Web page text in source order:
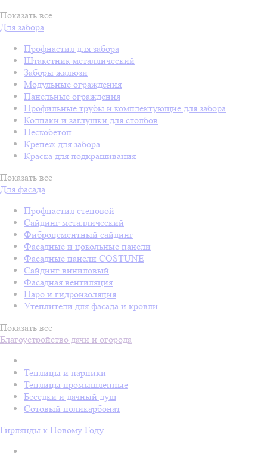
Показать все
Для забора
Профнастил для забора
Штакетник металлический
Заборы жалюзи
Модульные ограждения
Панельные ограждения
Профильные трубы и комплектующие для забора
Колпаки и заглушки для столбов
Пескобетон
Крепеж для забора
Краска для подкрашивания
Показать все
Для фасада
Профнастил стеновой
Сайдинг металлический
Фиброцементный сайдинг
Фасадные и цокольные панели
Фасадные панели COSTUNE
Сайдинг виниловый
Фасадная вентиляция
Паро и гидроизоляция
Утеплители для фасада и кровли
Показать все
Благоустройство дачи и огорода
Теплицы и парники
Теплицы промышленные
Беседки и дачный душ
Сотовый поликарбонат
Гирлянды к Новому Году